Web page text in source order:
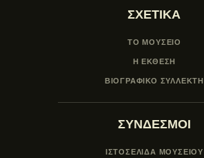
ΣΧΕΤΙΚΑ
ΤΟ ΜΟΥΣΕΙΟ
Η ΕΚΘΕΣΗ
ΒΙΟΓΡΑΦΙΚΟ ΣΥΛΛΕΚΤΗ
ΣΥΝΔΕΣΜΟΙ
ΙΣΤΟΣΕΛΙΔΑ ΜΟΥΣΕΊΟΥ